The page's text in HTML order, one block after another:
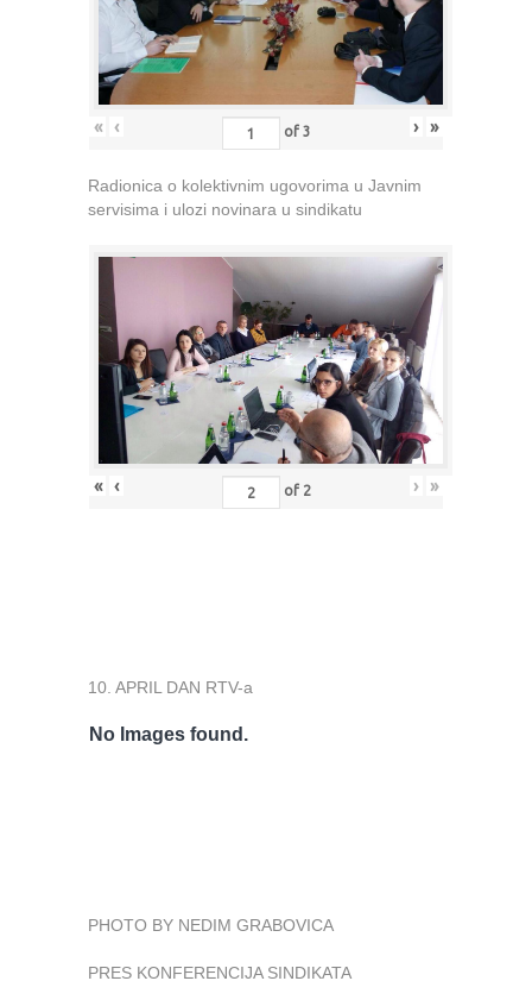
« ‹ of 3 › »
Radionica o kolektivnim ugovorima u Javnim
servisima i ulozi novinara u sindikatu
« ‹ of 2 › »
10. APRIL DAN RTV-a
No Images found.
PHOTO BY NEDIM GRABOVICA
PRES KONFERENCIJA SINDIKATA